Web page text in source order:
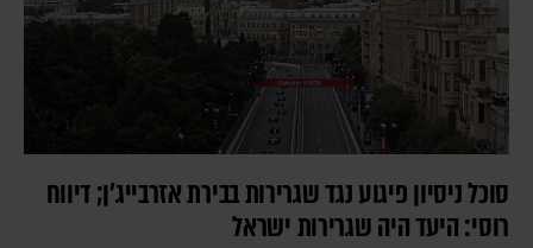
סוכל ניסיון פיגוע נגד שגרירות בבירת אזרבייג'ן; דיווח
רוסי: היעד היה שגרירות ישראל